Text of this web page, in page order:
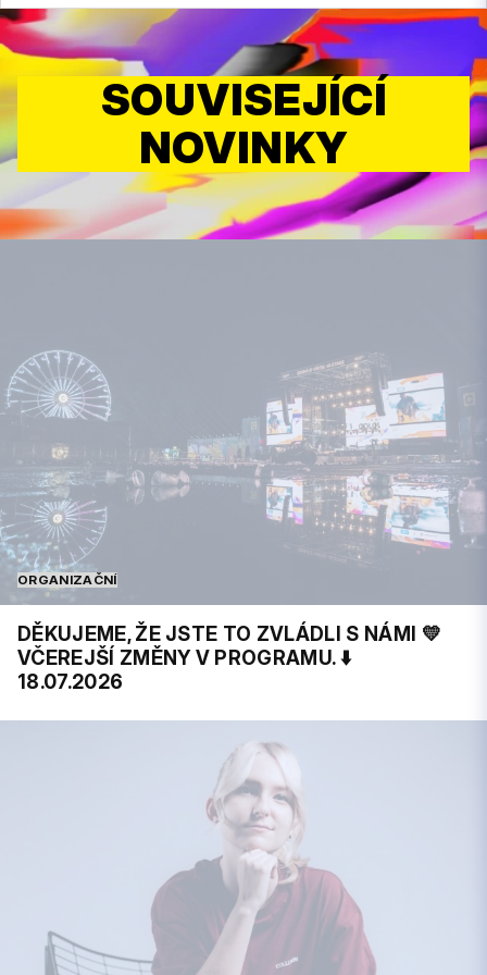
SOUVISEJÍCÍ
NOVINKY
ORGANIZAČNÍ
DĚKUJEME, ŽE JSTE TO ZVLÁDLI S NÁMI 💛
VČEREJŠÍ ZMĚNY V PROGRAMU. ⬇️
18.07.2026